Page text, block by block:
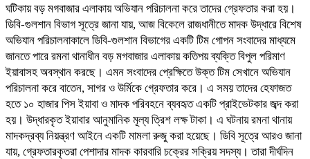
ঘটিকায় বড় মগবাজার এলাকায় অভিযান পরিচালনা করে তাদের গ্রেফতার করা হয়।
ডিবি-গুলশান বিভাগ সূত্রে জানা যায়, আজ বিকেলে রাজধানীতে মাদক উদ্ধারে বিশেষ
অভিযান পরিচালনাকালে ডিবি-গুলশান বিভাগের একটি টিম গোপন সংবাদের মাধ্যমে
জানতে পারে রমনা থানাধীন বড় মগবাজার এলাকায় কতিপয় ব্যক্তি বিপুল পরিমাণ
ইয়াবাসহ অবস্থান করছে। এমন সংবাদের প্রেক্ষিতে উক্ত টিম সেখানে অভিযান
পরিচালনা করে বাতেন, সাগর ও উর্মিকে গ্রেফতার করে। এ সময় তাদের হেফাজত
হতে ১০ হাজার পিস ইয়াবা ও মাদক পরিবহনে ব্যবহৃত একটি প্রাইভেটকার জব্দ করা
হয়। উদ্ধারকৃত ইয়াবার আনুমানিক মূল্য ত্রিশ লক্ষ টাকা। এ ঘটনায় রমনা থানায়
মাদকদ্রব্য নিয়ন্ত্রণ আইনে একটি মামলা রুজু করা হয়েছে। ডিবি সূত্রে আরও জানা
যায়, গ্রেফতারকৃতরা পেশাদার মাদক কারবারি চক্রের সক্রিয় সদস্য। তারা দীর্ঘদিন